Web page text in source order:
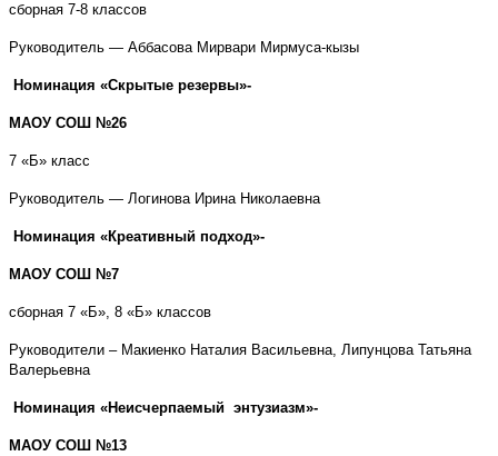
сборная 7-8 классов
Руководитель — Аббасова Мирвари Мирмуса-кызы
Номинация «Скрытые резервы»-
МАОУ СОШ №26
7 «Б» класс
Руководитель — Логинова Ирина Николаевна
Номинация «Креативный подход»-
МАОУ СОШ №7
сборная 7 «Б», 8 «Б» классов
Руководители – Макиенко Наталия Васильевна, Липунцова Татьяна
Валерьевна
Номинация «Неисчерпаемый энтузиазм»-
МАОУ СОШ №13